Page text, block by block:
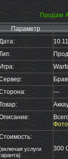
Продам
Параметр
Игра:
---
Фото
услуги
300